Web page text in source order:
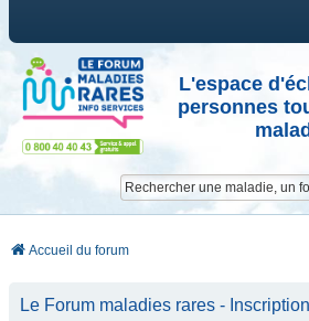
L'espace
personnes
Accueil du forum
Le Forum maladies rares - Inscription